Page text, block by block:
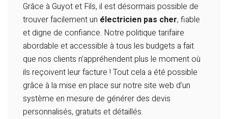
Grâce à Guyot et Fils, il est désormais possible de
trouver facilement un électricien pas cher, fiable
et digne de confiance. Notre politique tarifaire
abordable et accessible à tous les budgets a fait
que nos clients n’appréhendent plus le moment où
ils reçoivent leur facture ! Tout cela a été possible
grâce à la mise en place sur notre site web d’un
système en mesure de générer des devis
personnalisés, gratuits et détaillés.